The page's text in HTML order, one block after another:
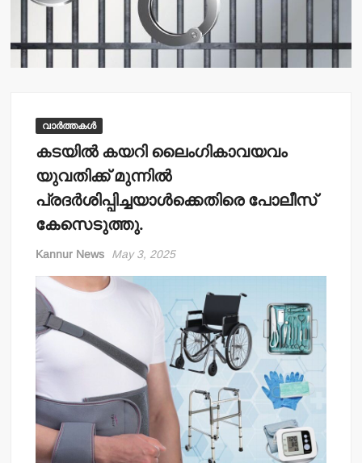
വാർത്തകൾ
കടയില്‍ കയറി ലൈംഗികാവയവം
യുവതിക്ക് മുന്നില്‍
പ്രദര്‍ശിപ്പിച്ചയാള്‍ക്കെതിരെ പോലീസ്
കേസെടുത്തു.
Kannur News May 3, 2025